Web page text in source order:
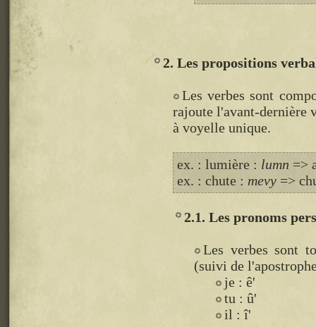
2. Les propositions
Les verbes sont
rajoute l'avant-dernière
à voyelle unique.
ex. : lumière : lumn =>
ex. : chute : mevy =>
2.1. Les pronoms
Les verbes sont
(suivi de
je : ê'
tu : û'
il : î'